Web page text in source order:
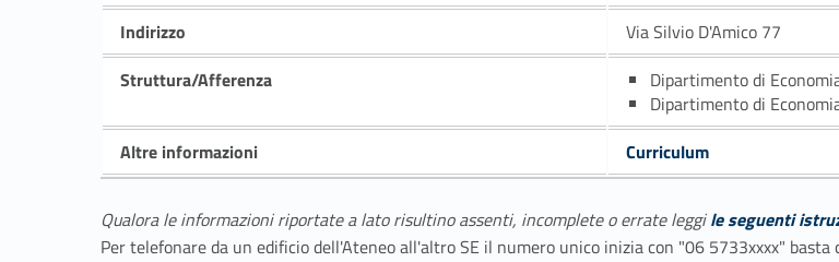
Indirizzo
Via Silvio D'Amico 77
Struttura/Afferenza
Dipartimento di
Dipartimento di
Altre informazioni
Curriculum
Qualora le informazioni riportate a lato risultino assenti, incomplete o errate leggile seguenti
Per telefonare da un edificio dell'Ateneo all'altro SE il numero unico inizia con "06 5733xxxx"